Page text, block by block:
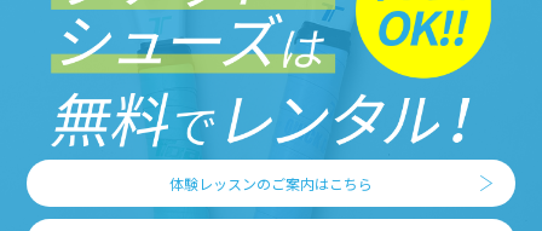
体験レッスンのご案内はこちら